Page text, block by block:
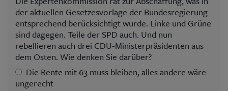
der aktuellen Gesetzesvorlage der Bundesregierung
entsprechend berücksichtigt wurde. Linke und Grüne
sind dagegen. Teile der SPD auch. Und nun
rebellieren auch drei CDU-Ministerpräsidenten aus
dem Osten. Wie denken Sie darüber?
Die Rente mit 63 muss bleiben, alles andere wäre
ungerecht